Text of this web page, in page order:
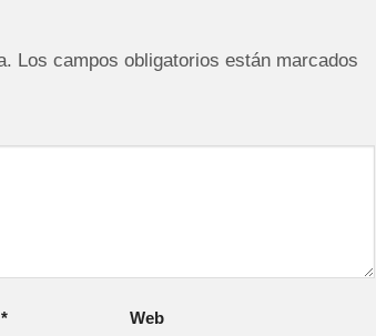
Los campos obligatorios están marcados
* Web